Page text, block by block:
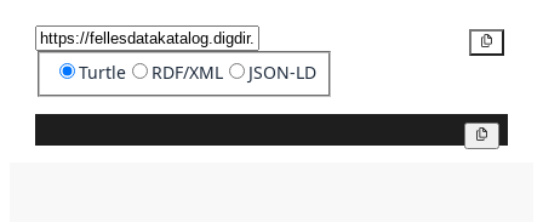
Turtle RDF/XML JSON-LD